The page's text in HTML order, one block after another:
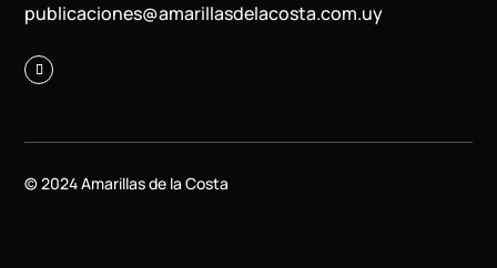
publicaciones@amarillasdelacosta.com.uy
© 2024 Amarillas de la Costa